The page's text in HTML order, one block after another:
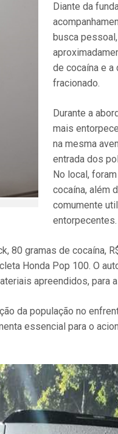
Diante da
busca
de cocaína e a
fracionado.
Durante a
mais
na mesma
entrada dos
No local,
cocaína, além
comumente
entorpecentes.
80 gramas de cocaína,
Honda Pop 100. O
apreendidos, para
da população no
essencial para o